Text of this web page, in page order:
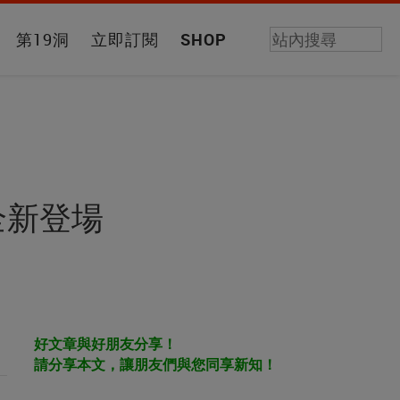
第19洞 立即訂閱 SHOP
登場
好文章與好朋友分享！
請分享本文，讓朋友們與您同享新知！